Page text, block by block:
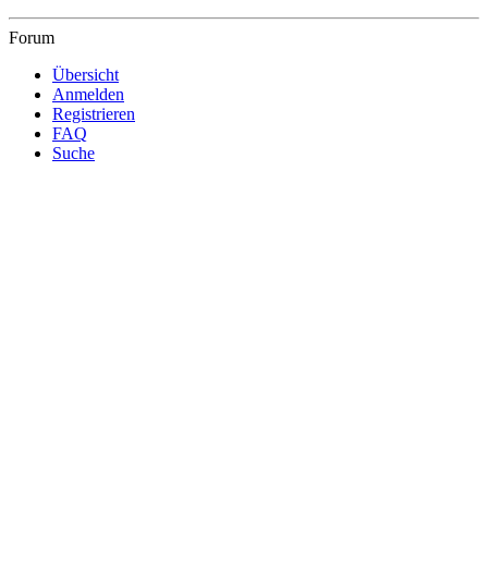
Forum
Übersicht
Anmelden
Registrieren
FAQ
Suche